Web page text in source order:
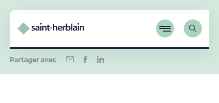
Partager avec